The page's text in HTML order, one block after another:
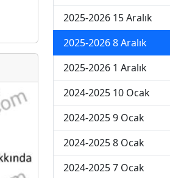
2025-2026 15 Aralık
2025-2026 8 Aralık
2025-2026 1 Aralık
2024-2025 10 Ocak
2024-2025 9 Ocak
2024-2025 8 Ocak
2024-2025 7 Ocak